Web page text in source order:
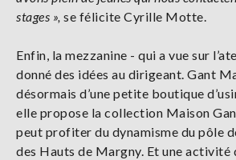
stages », se félicite Cyrille Motte.
Enfin, la mezzanine - qui a vue sur
donné des idées au dirigeant. Gant
désormais d’une petite boutique
elle propose la collection Maison
peut profiter du dynamisme du pôle
des Hauts de Margny. Et une activité